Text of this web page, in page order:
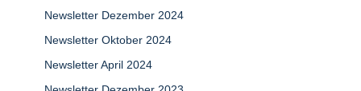
Newsletter Dezember 2024
Newsletter Oktober 2024
Newsletter April 2024